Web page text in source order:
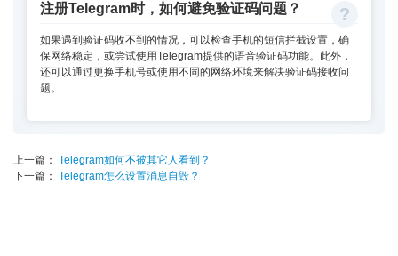
注册Telegram时，如何避免验证码问题？
如果遇到验证码收不到的情况，可以检查手机的短信拦截设置，确
保网络稳定，或尝试使用Telegram提供的语音验证码功能。此外，
还可以通过更换手机号或使用不同的网络环境来解决验证码接收问
题。
上一篇： Telegram如何不被其它人看到？
下一篇： Telegram怎么设置消息自毁？